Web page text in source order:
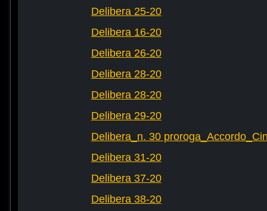
Delibera 25-20
Delibera 16-20
Delibera 26-20
Delibera 28-20
Delibera 28-20
Delibera 29-20
Delibera_n. 30
Delibera 31-20
Delibera 37-20
Delibera 38-20